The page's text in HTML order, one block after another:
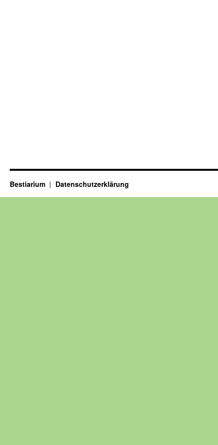
Bestiarium Datenschutzerklärung